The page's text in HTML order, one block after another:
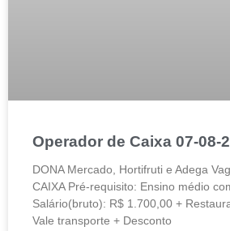
Operador de Caixa 07-08-
DONA Mercado, Hortifruti e Adega
CAIXA Pré-requisito: Ensino médio
Salário(bruto): R$ 1.700,00 +
Vale transporte + Desconto